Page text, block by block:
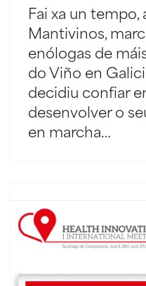
Fai xa un tempo,
Mantivinos,
enólogas de
do Viño en
decidiu confiar
desenvolver o
en marcha…